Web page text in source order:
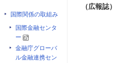
国際関係の取組み
国際金融センタ
ー
金融庁グローバ
ル金融連携セン
（広報誌）